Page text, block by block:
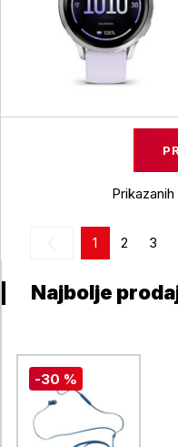
1 2 3
Najbolje
-30 %